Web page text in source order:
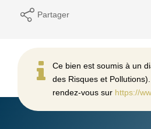
Partager
Ce bien est soumis à un
des Risques et
rendez-vous sur https://